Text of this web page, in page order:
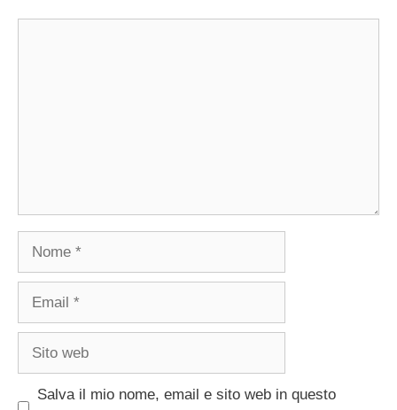
Nome
Email
Sito
Salva il mio nome, email e sito web in questo